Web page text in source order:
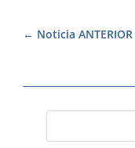
Noticia ANTERIOR